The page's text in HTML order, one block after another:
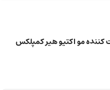
مو اکتیو هیر کمپلکس